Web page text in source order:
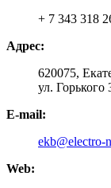
+ 7 343 318
Адрес:
620075,
ул. Горького
E-mail:
ekb@electro-
Web: